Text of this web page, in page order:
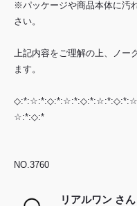
※パッケージや商品本体に汚
さい。
上記内容をご理解の上、ノー
ます。
☆:*:◇:*
NO.3760
リアルワン さん